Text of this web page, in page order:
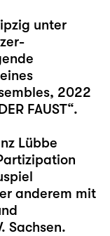
unter
2022
FAUST“.
Lübbe
anderem mit
Sachsen.